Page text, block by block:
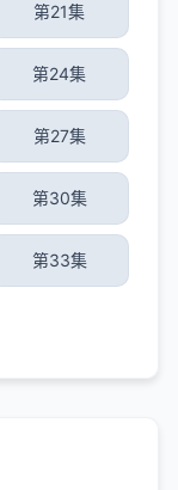
第21集
第24集
第27集
第30集
第33集